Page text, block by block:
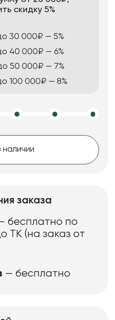
скидку 5%
30 000₽ — 5%
40 000₽ — 6%
50 000₽ — 7%
100 000₽ — 8%
наличии
заказа
бесплатно по
ТК (на заказ от
— бесплатно